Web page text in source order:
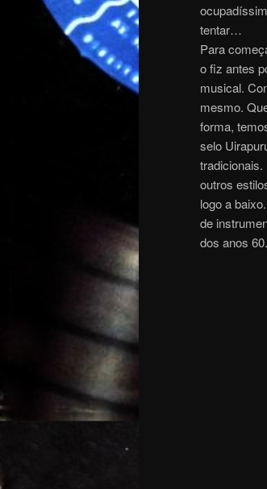
tentar…
Para
o fiz antes
musical.
mesmo.
forma,
selo
outros
logo a
de
dos anos